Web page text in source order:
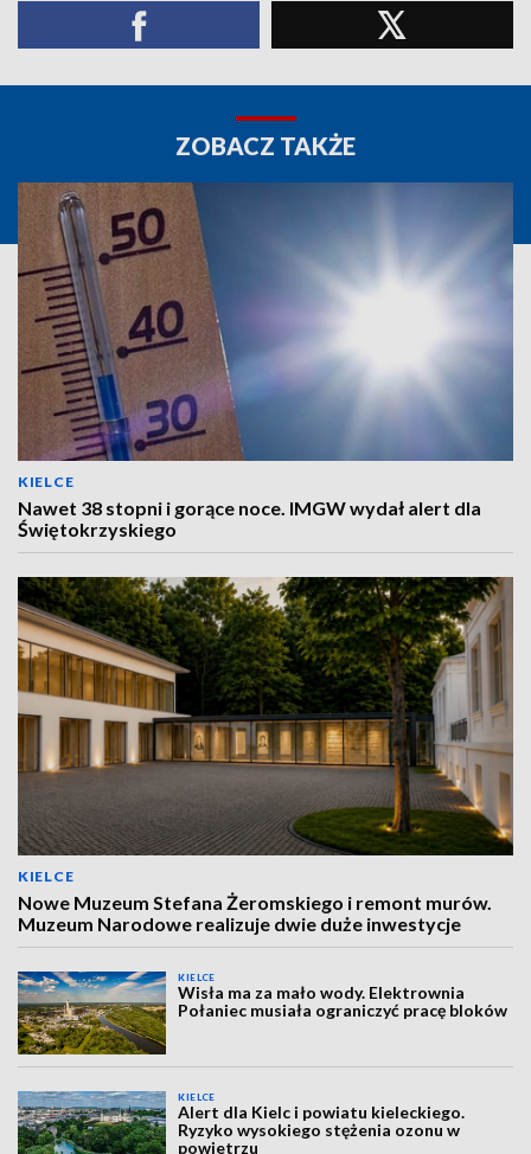
ZOBACZ TAKŻE
KIELCE
Nawet 38 stopni i gorące noce. IMGW wydał alert dla
Świętokrzyskiego
KIELCE
Nowe Muzeum Stefana Żeromskiego i remont murów.
Muzeum Narodowe realizuje dwie duże inwestycje
KIELCE
Wisła ma za mało wody. Elektrownia
Połaniec musiała ograniczyć pracę bloków
KIELCE
Alert dla Kielc i powiatu kieleckiego.
Ryzyko wysokiego stężenia ozonu w
powietrzu